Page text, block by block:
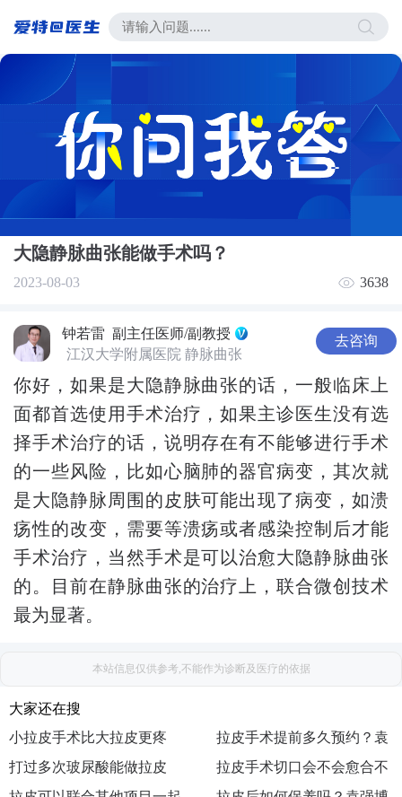
大隐静脉曲张能做手术吗？
2023-08-03 3638
钟若雷 副主任医师/副教授
去咨询
江汉大学附属医院 静脉曲张
你好，如果是大隐静脉曲张的话，一般临床上
面都首选使用手术治疗，如果主诊医生没有选
择手术治疗的话，说明存在有不能够进行手术
的一些风险，比如心脑肺的器官病变，其次就
是大隐静脉周围的皮肤可能出现了病变，如溃
疡性的改变，需要等溃疡或者感染控制后才能
手术治疗，当然手术是可以治愈大隐静脉曲张
的。目前在静脉曲张的治疗上，联合微创技术
最为显著。
本站信息仅供参考,不能作为诊断及医疗的依据
大家还在搜
小拉皮手术比大拉皮更疼
吗？袁强博士|医生|怎么挂
拉皮手术提前多久预约？袁
强博士|医生|如何预约|出诊
打过多次玻尿酸能做拉皮
拉皮手术切口会不会愈合不